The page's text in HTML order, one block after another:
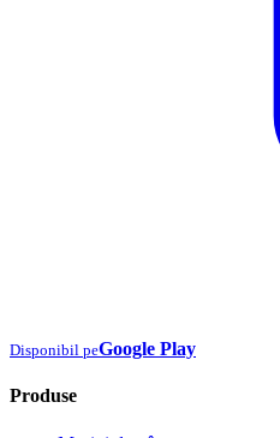
Disponibil peGoogle Play
Produse